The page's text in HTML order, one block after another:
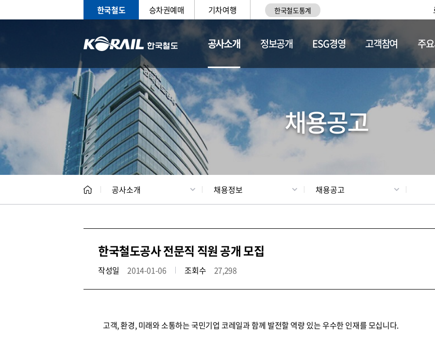
한국철도 승차권예매 기차여행 한국철도통계
공사소개
CEO 일반현황 채용정보
정보공개 ESG경영 고객참여 주
채용공고
공사소개 채용정보 채용공고
한국철도공사 전문직 직원 공개 모집
작성일 2014-01-06 조회수 27,298
고객, 환경, 미래와 소통하는 국민기업 코레일과 함께 발전할 역량 있는 우수한 인재를 모십니다.